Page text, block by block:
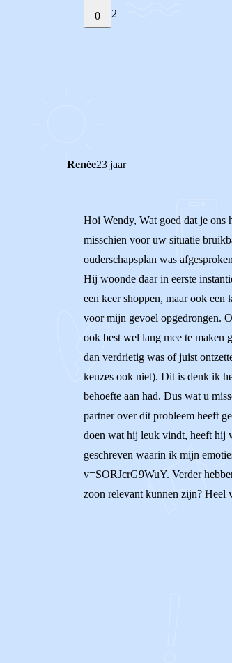
0 2
Renée23 jaar
Hoi Wendy, Wat goed dat je ons
misschien voor uw situatie
ouderschapsplan was
Hij woonde daar in eerste
een keer shoppen, maar ook
voor mijn gevoel opgedrongen.
ook best wel lang mee te maken
dan verdrietig was of juist
keuzes ook niet). Dit is denk ik
behoefte aan had. Dus wat u
partner over dit probleem heeft
doen wat hij leuk vindt, heeft hij
geschreven waarin ik mijn
v=SORJcrG9WuY. Verder
zoon relevant kunnen zijn? Heel